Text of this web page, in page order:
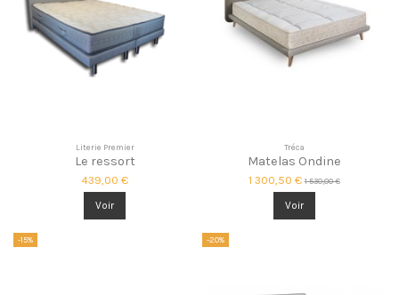
Literie Premier
Le ressort
439,00 €
Voir
Tréca
Matelas Ondine
1 300,50 € 1 530,00 €
Voir
-15% -20%